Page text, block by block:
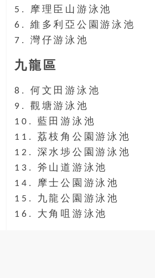
5. 摩理臣山游泳池
6. 維多利亞公園游泳池
7. 灣仔游泳池
九龍區
8. 何文田游泳池
9. 觀塘游泳池
10. 藍田游泳池
11. 荔枝角公園游泳池
12. 深水埗公園游泳池
13. 斧山道游泳池
14. 摩士公園游泳池
15. 九龍公園游泳池
16. 大角咀游泳池